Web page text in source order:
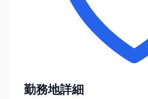
勤務地詳細